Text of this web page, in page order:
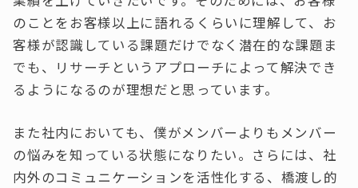
のことをお客様以上に語れるくらいに理解して、お
客様が認識している課題だけでなく潜在的な課題ま
でも、リサーチというアプローチによって解決でき
るようになるのが理想だと思っています。
また社内においても、僕がメンバーよりもメンバー
の悩みを知っている状態になりたい。さらには、社
内外のコミュニケーションを活性化する、橋渡し的